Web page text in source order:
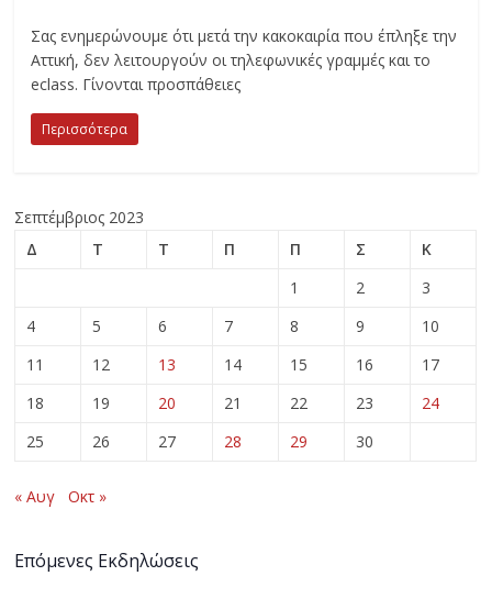
Σας ενημερώνουμε ότι μετά την κακοκαιρία που έπληξε την
Αττική, δεν λειτουργούν οι τηλεφωνικές γραμμές και το
eclass. Γίνονται προσπάθειες
Περισσότερα
Σεπτέμβριος 2023
Δ
Τ Τ Π Π Σ
Κ
1
2
3
4
5 6 7 8 9
10
11
12 13 14 15 16
17
18
19 20 21 22 23
24
25
26 27 28 29 30
« Αυγ Οκτ »
Επόμενες Εκδηλώσεις